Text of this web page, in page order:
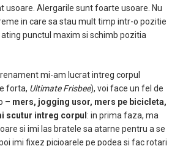
usoare. Alergarile sunt foarte usoare. Nu
in care sa stau mult timp intr-o pozitie
punctul maxim si schimb pozitia
mi-am lucrat intreg corpul
forta, Ultimate Frisbee), voi face un fel de
– mers, jogging usor, mers pe bicicleta,
scutur intreg corpul : in prima faza, ma
si imi las bratele sa atarne pentru a se
imi fixez picioarele pe podea si fac rotari